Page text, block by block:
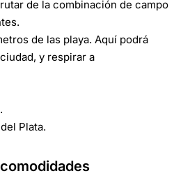
de la combinación de campo
de las playa. Aquí podrá
y respirar a
Plata.